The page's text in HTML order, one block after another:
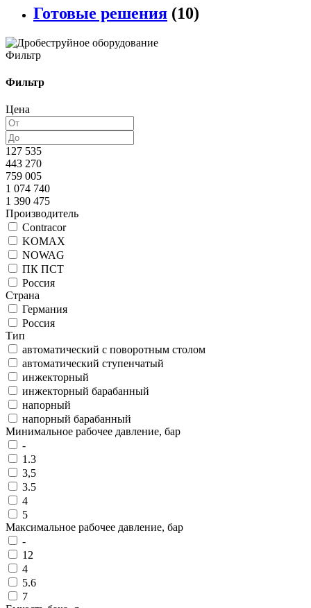
Готовые решения (10)
Фильтр
Фильтр
Цена
127 535
443 270
759 005
1 074 740
1 390 475
Производитель
Contracor
KOMAX
NOWAG
ПК ПСТ
Россия
Страна
Германия
Россия
Тип
автоматический с поворотным столом
автоматический ступенчатый
инжекторный
инжекторный барабанный
напорный
напорный барабанный
Минимальное рабочее давление, бар
-
1.3
3,5
3.5
4
5
Максимальное рабочее давление, бар
-
12
4
5.6
7